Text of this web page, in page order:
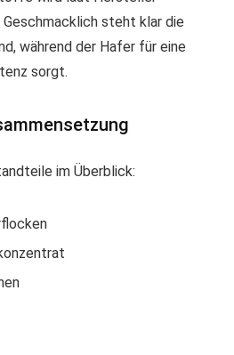
steht klar die
während der Hafer für eine
sorgt.
im Überblick: